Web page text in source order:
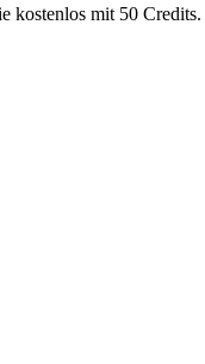
kostenlos mit 50 Credits.